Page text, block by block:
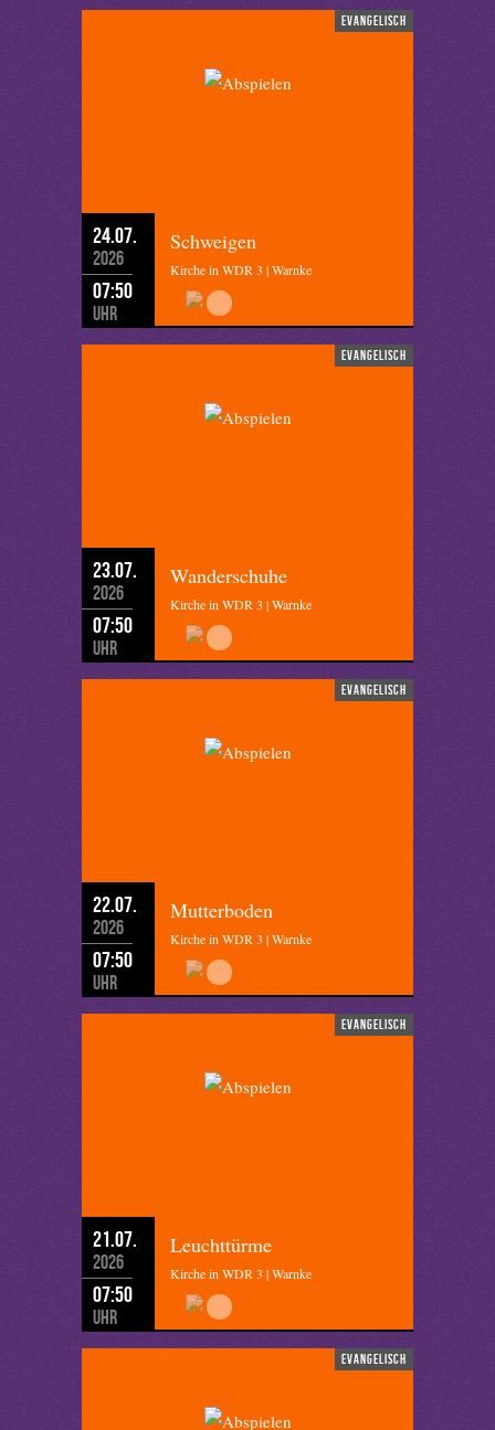
evangelisch
24.07.
2026
07:50
Uhr
Schweigen
Kirche in WDR 3 | Warnke
evangelisch
23.07.
2026
07:50
Uhr
Wanderschuhe
Kirche in WDR 3 | Warnke
evangelisch
22.07.
2026
07:50
Uhr
Mutterboden
Kirche in WDR 3 | Warnke
evangelisch
21.07.
2026
07:50
Uhr
Leuchttürme
Kirche in WDR 3 | Warnke
evangelisch